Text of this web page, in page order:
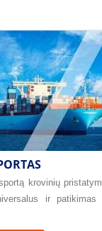
krovinių
ir patikimas